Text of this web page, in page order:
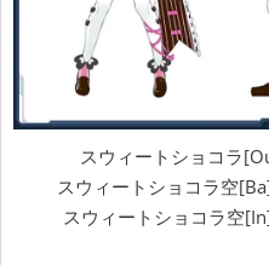
スウィートショコラ
スウィートショコラ空
スウィートショコラ空